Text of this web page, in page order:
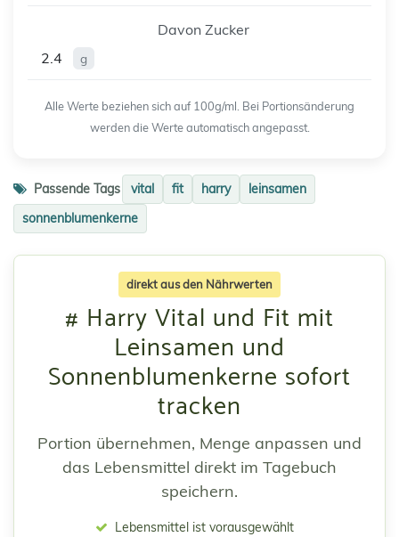
Davon Zucker
2.4
g
Alle Werte beziehen sich auf 100g/ml. Bei Portionsänderung
werden die Werte automatisch angepasst.
Passende Tags vital fit harry
leinsamen
sonnenblumenkerne
direkt aus den Nährwerten
# Harry Vital und Fit mit
Leinsamen und
Sonnenblumenkerne sofort
tracken
Portion übernehmen, Menge anpassen und
das Lebensmittel direkt im Tagebuch
speichern.
Lebensmittel ist vorausgewählt